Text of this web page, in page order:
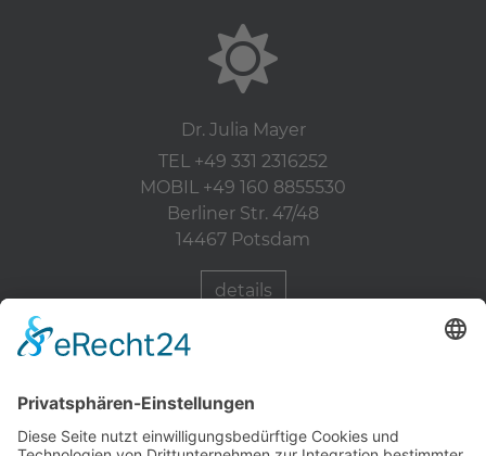
Dr. Julia Mayer
TEL +49 331 2316252
MOBIL +49 160 8855530
Berliner Str. 47/48
14467 Potsdam
details